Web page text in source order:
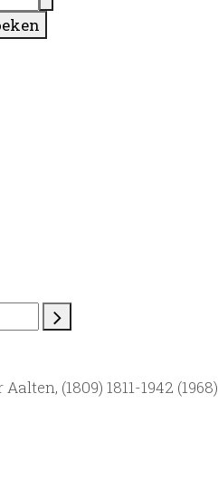
(1809) 1811-1942 (1968)